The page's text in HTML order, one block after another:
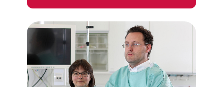
Innere Medizin
Patientenportal
Jobs